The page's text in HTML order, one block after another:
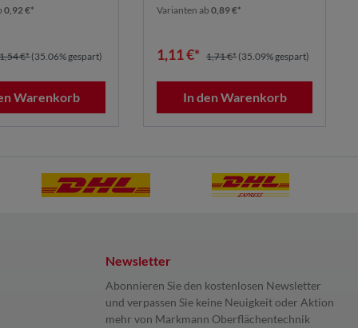
0,92 €*
1,54 €*(35.06% gespart)
Warenkorb
Varianten ab 0,89 €*
1,11 €* 1,71 €* (35.09% gespart)
In den Warenkorb
Newsletter
Abonnieren Sie den kostenlosen Newsletter
und verpassen Sie keine Neuigkeit oder Aktion
mehr von Markmann Oberflächentechnik